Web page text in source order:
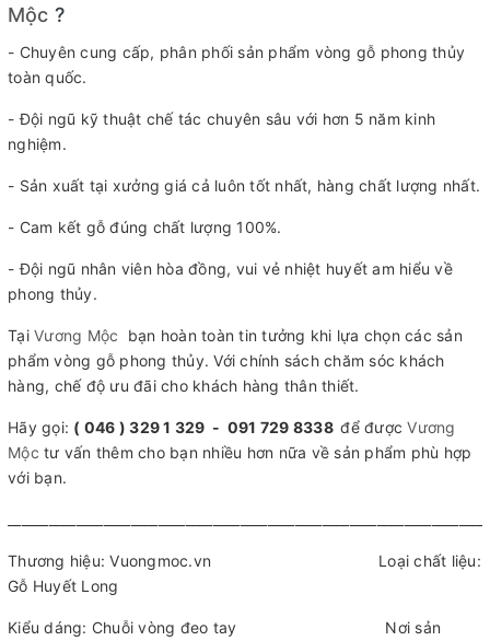
Mộc ?
- Chuyên cung cấp, phân phối sản phẩm vòng gỗ phong thủy
toàn quốc.
- Đội ngũ kỹ thuật chế tác chuyên sâu với hơn 5 năm kinh
nghiệm.
- Sản xuất tại xưởng giá cả luôn tốt nhất, hàng chất lượng nhất.
- Cam kết gỗ đúng chất lượng 100%.
- Đội ngũ nhân viên hòa đồng, vui vẻ nhiệt huyết am hiểu về
phong thủy.
Tại Vương Mộc bạn hoàn toàn tin tưởng khi lựa chọn các sản
phẩm vòng gỗ phong thủy. Với chính sách chăm sóc khách
hàng, chế độ ưu đãi cho khách hàng thân thiết.
Hãy gọi: ( 046 ) 329 1 329 - 091 729 8338để đượcVương
Mộc tư vấn thêm cho bạn nhiều hơn nữa về sản phẩm phù hợp
với bạn.
Thương hiệu: Vuongmoc.vn Loại chất liệu:
Gỗ Huyết Long
Kiểu dáng: Chuỗi vòng đeo tay Nơi sản